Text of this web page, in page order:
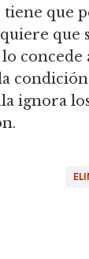
que
que
concede
ignora